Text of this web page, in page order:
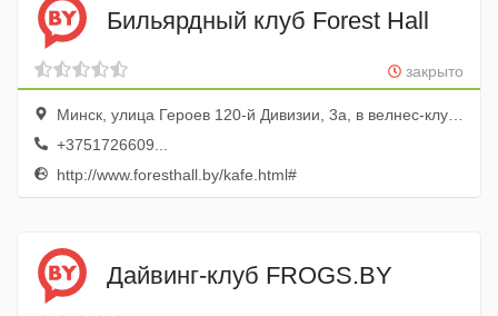
Бильярдный клуб Forest Hall
закрыто
Минск, улица Героев 120-й Дивизии, 3а, в велнес-клубе Forest Hall
+3751726609...
http://www.foresthall.by/kafe.html#
Дайвинг-клуб FROGS.BY